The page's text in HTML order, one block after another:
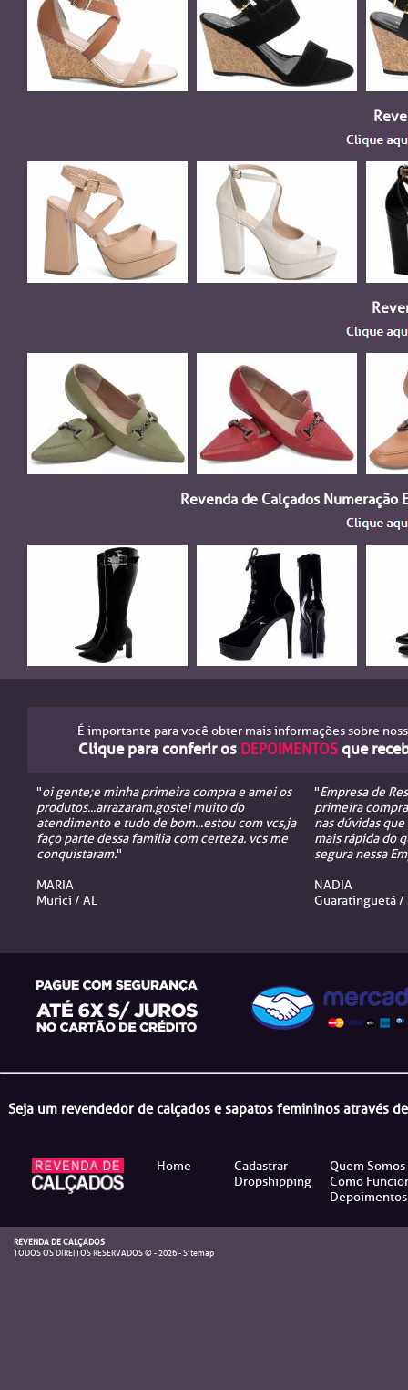
Revenda de Calçados Numeração
É importante para você obter mais informações sobre
Clique para conferir os DEPOIMENTOS que
"oi gente;e minha primeira compra e amei os
produtos...arrazaram.gostei muito do
atendimento e tudo de bom...estou com vcs,ja
faço parte dessa familia com certeza. vcs me
conquistaram."
MARIA
Murici / AL
"Empresa de
primeira
nas dúvidas
mais rápida do
segura nessa
NADIA
Guaratinguetá /
Seja um revendedor de calçados e sapatos femininos através
Home
Cadastrar
Dropshipping
Quem Somos
Como
Depoimentos
REVENDA DE CALÇADOS
TODOS OS DIREITOS RESERVADOS © - 2026 -Sitemap